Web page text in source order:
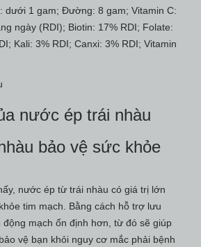
dưới 1 gam; Đường: 8 gam; Vitamin C:
ngày (RDI); Biotin: 17% RDI; Folate:
Kali: 3% RDI; Canxi: 3% RDI; Vitamin
nước ép trái nhàu
bảo vệ sức khỏe
nước ép từ trái nhàu có giá trị lớn
tim mạch. Bằng cách hỗ trợ lưu
mạch ổn định hơn, từ đó sẽ giúp
vệ bạn khỏi nguy cơ mắc phải bệnh